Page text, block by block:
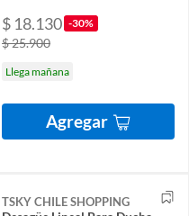
$ 18.130 -30%
$ 25.900
Llega mañana
Agregar
TSKY CHILE SHOPPING